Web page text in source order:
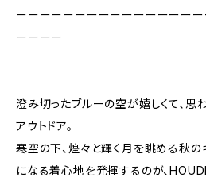
ーーーーーーーーーーーーーーー
ーーーー
澄み切ったブルーの空が嬉しくて、思
アウトドア。
寒空の下、煌々と輝く月を眺める秋の
になる着心地を発揮するのが、